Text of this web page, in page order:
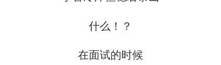
什么！？
在面试的时候